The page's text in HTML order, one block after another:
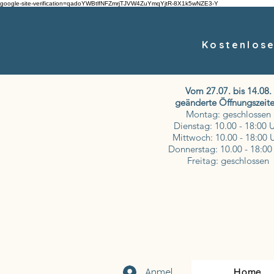
google-site-verification=qadoYWBtlfNFZmrjTJVW4ZuYmqYjtR-8X1k5wNZE3-Y
Vom 27.07. bis 14.08.
geänderte
Montag: geschlossen
Dienstag: 10.00 - 18:00
Mittwoch: 10.00 - 18:00
Donnerstag: 10.00 - 18:00
Freitag: geschlossen